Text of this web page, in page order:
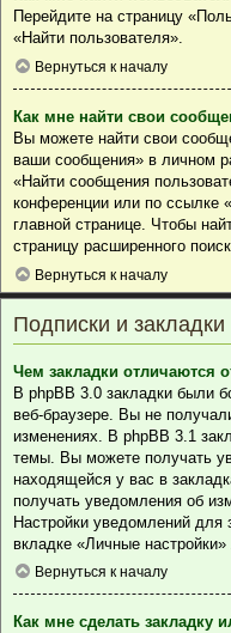
Перейдите на страницу
«Найти пользователя».
Вернуться к началу
Как мне найти свои
Вы можете найти свои
ваши сообщения» в личном
«Найти сообщения
конференции или по
главной странице. Чтобы
страницу расширенного
Вернуться к началу
Подписки и закладки
Чем закладки отличаются
В phpBB 3.0 закладки были
веб-браузере. Вы не
изменениях. В phpBB 3.1
темы. Вы можете получать
находящейся у вас в
получать уведомления об
Настройки уведомлений для
вкладке «Личные настройки»
Вернуться к началу
Как мне сделать закладку